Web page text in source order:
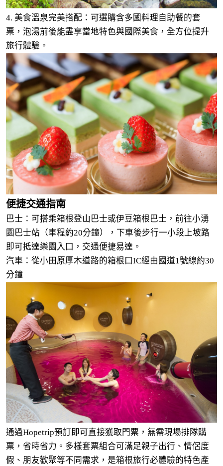
4. 美食溫泉完美搭配：可選購含多國料理自助餐的套
票，泡湯前後能盡享當地特色與國際美食，全方位提升
旅行體驗。
便捷交通指南
巴士：可搭乘箱根登山巴士或伊豆箱根巴士，前往小湧
園巴士站（車程約20分鐘），下車後步行一小段上坡路
即可抵達樂園入口，交通便捷易達。
汽車：從小田原厚木道路的箱根口IC經由國道1號線約30
分鐘
通過Hopetrip預訂即可直接獲取門票，無需現場排隊購
票，省時省力。多樣套票組合可滿足親子出行、情侶度
假、朋友歡聚等不同需求，是箱根旅行必體驗的特色產